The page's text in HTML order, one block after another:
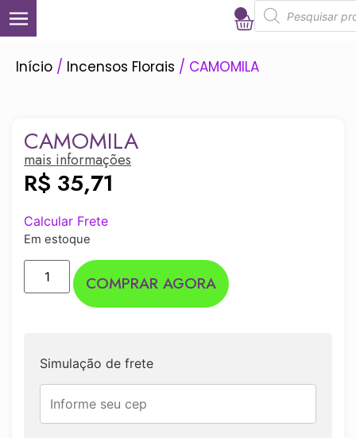
Início / Incensos Florais / CAMOMILA
CAMOMILA
mais informações
R$ 35,71
Calcular Frete
Em estoque
COMPRAR AGORA
Simulação de frete